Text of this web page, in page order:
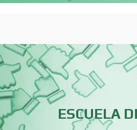
Bordados y
Estampados
Cafeterías
ESCUELA